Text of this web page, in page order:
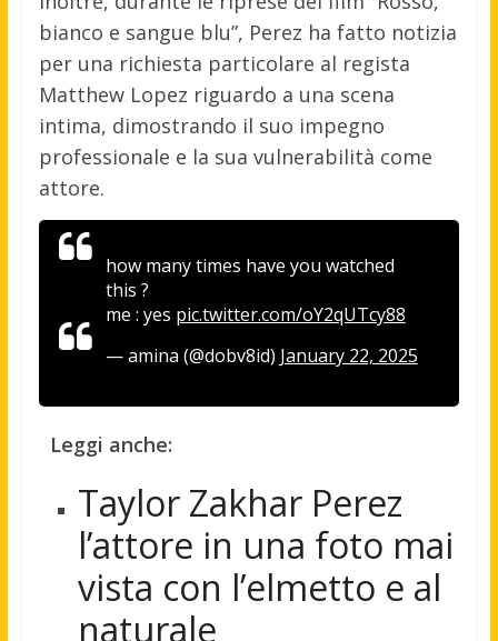
bianco e sangue blu”, Perez ha fatto notizia
per una richiesta particolare al regista
Matthew Lopez riguardo a una scena
intima, dimostrando il suo impegno
professionale e la sua vulnerabilità come
attore.
how many times have you watched
this ?
me : yes pic.twitter.com/oY2qUTcy88
— amina (@dobv8id) January 22, 2025
Leggi anche:
Taylor Zakhar Perez
l’attore in una foto mai
vista con l’elmetto e al
naturale